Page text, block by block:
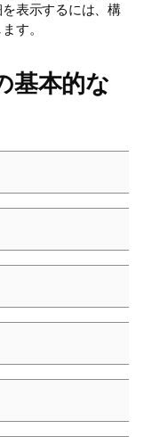
表示するには、構
す。
基本的な